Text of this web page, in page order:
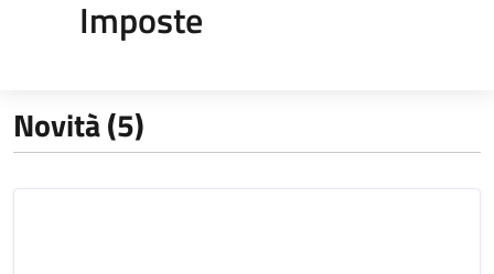
Imposte
Novità (5)